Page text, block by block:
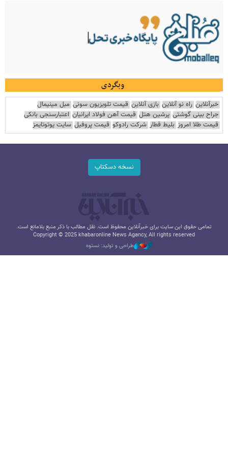
وبگردی
خبرآنلاین راه نو آنلاین بازی آنلاین قیمت تلویزیون سونی مبل مینیمال
جراح بینی گوشتی پرشین هتل قیمت آهن فولاد ایرانیان اعتبارسنجی بانکی
قیمت طلا امروز بلیط قطار شرکت رادوکو قیمت پروفیل سایت یوتوتایمز
نسخه دسکتاپ
تمامی حقوق این سایت برای خبرآنلاین محفوظ است. نقل مطالب با ذکر منبع بلامانع است.
Copyright © 2025 khabaronline News Agancy, All rights reserved
طراحی و تولید: نستوه